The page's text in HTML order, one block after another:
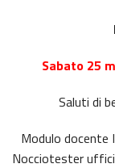
Sabato 25
Saluti di
Modulo docente
Nocciotester